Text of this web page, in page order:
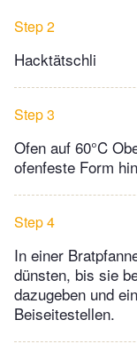
Step 2
Hacktätschli
Step 3
Ofen auf 60°C
ofenfeste Form
Step 4
In einer
dünsten, bis sie
dazugeben und
Beiseitestellen.